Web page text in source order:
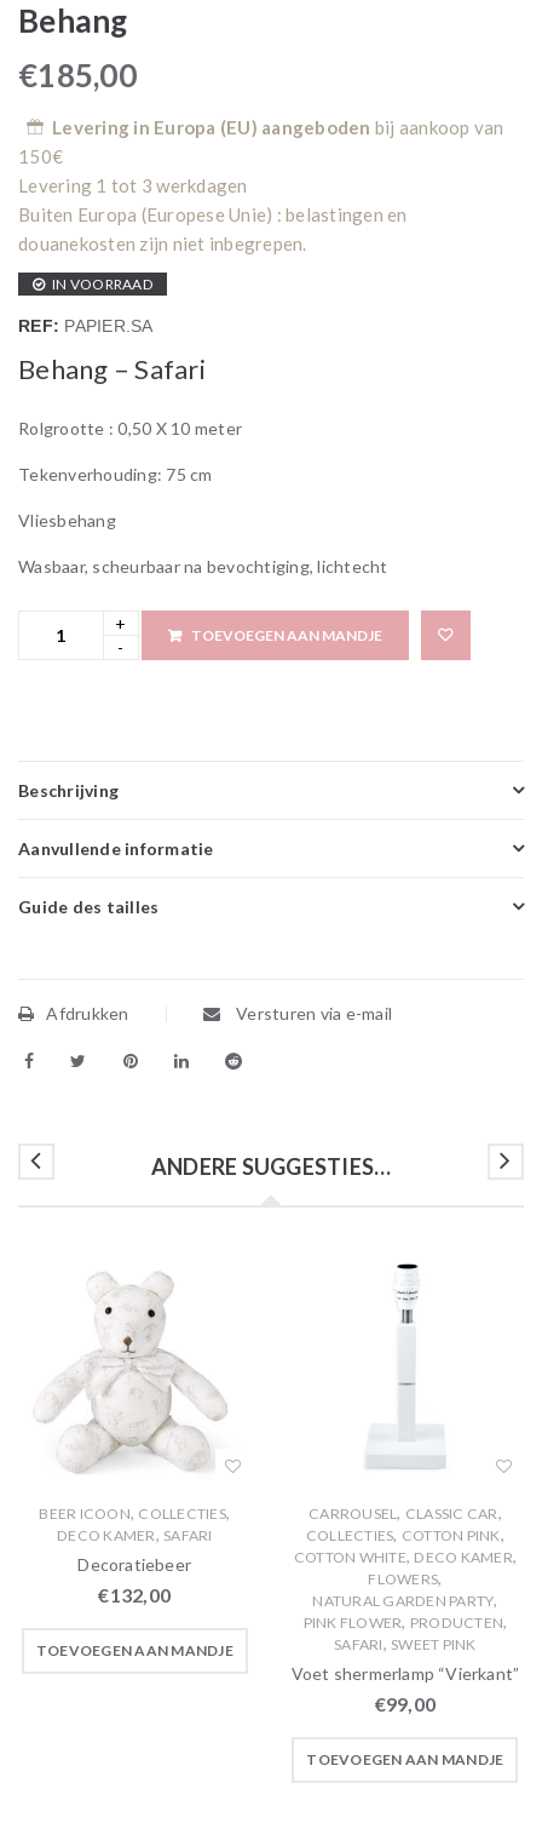
Behang
€185,00
Levering in Europa (EU) aangeboden bij aankoop van
150€
Levering 1 tot 3 werkdagen
Buiten Europa (Europese Unie) : belastingen en
douanekosten zijn niet inbegrepen.
IN VOORRAAD
REF: PAPIER.SA
Behang – Safari
Rolgrootte : 0,50 X 10 meter
Tekenverhouding: 75 cm
Vliesbehang
Wasbaar, scheurbaar na bevochtiging, lichtecht
TOEVOEGEN AAN MANDJE
Beschrijving
Aanvullende informatie
Guide des tailles
Afdrukken Versturen via e-mail
ANDERE SUGGESTIES…
BEER ICOON, COLLECTIES,
DECO KAMER, SAFARI
Decoratiebeer
€132,00
TOEVOEGEN AAN MANDJE
CARROUSEL, CLASSIC CAR,
COLLECTIES, COTTON PINK,
COTTON WHITE, DECO KAMER,
FLOWERS,
NATURAL GARDEN PARTY,
PINK FLOWER, PRODUCTEN,
SAFARI, SWEET PINK
Voet shermerlamp “Vierkant”
€99,00
TOEVOEGEN AAN MANDJE